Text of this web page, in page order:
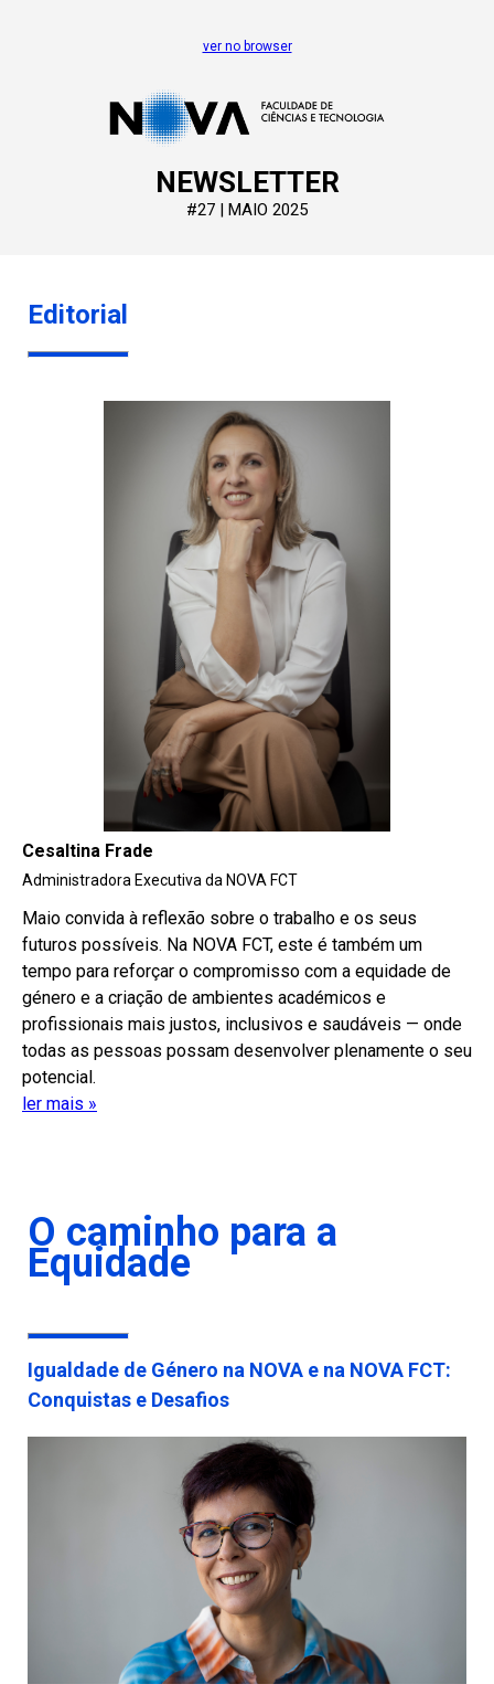
ver no browser
NEWSLETTER
#27 | MAIO 2025
Editorial
Cesaltina Frade
Administradora Executiva da NOVA FCT
Maio convida à reflexão sobre o trabalho e os seus
futuros possíveis. Na NOVA FCT, este é também um
tempo para reforçar o compromisso com a equidade de
género e a criação de ambientes académicos e
profissionais mais justos, inclusivos e saudáveis — onde
todas as pessoas possam desenvolver plenamente o seu
potencial.
ler mais »
O caminho para a
Equidade
Igualdade de Género na NOVA e na NOVA FCT:
Conquistas e Desafios